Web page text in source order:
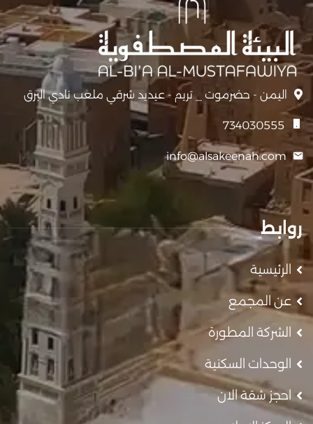
اليمن - حضرموت _ تريم - عيديد شرقي ملعب نادي البرق
734030555
info@alsakeenah.com
روابط
الرئيسية
عن المجمع
الشركة المطورة
الوحدات السكنية
احجز شقة الان